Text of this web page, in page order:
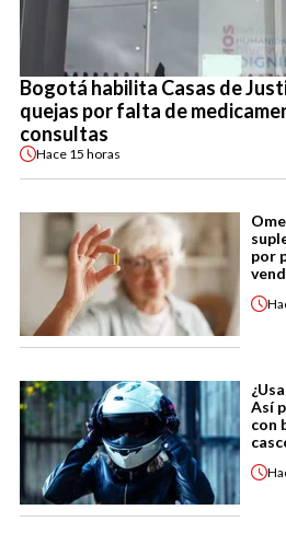
Bogotá habilita Casas de
quejas por falta de
consultas
Hace 15 horas
por
Así
con